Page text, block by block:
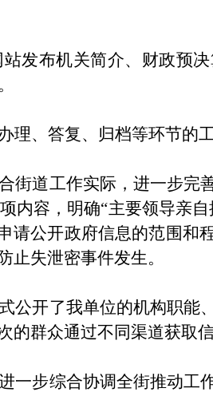
发布机关简介、财政预
理、答复、归档等环节的
街道工作实际，进一步
内容，明确“主要领导亲
请公开政府信息的范围
止失泄密事件发生。
公开了我单位的机构职
群众通过不同渠道获取
一步综合协调全街推动